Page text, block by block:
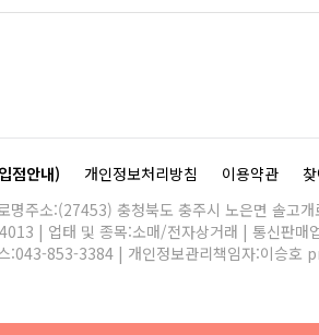
점안내) 개인정보처리방침 이용약관
명주소:(27453) 충청북도 충주시 노은면 솔고
| 업태 및 종목:소매/전자상거래 | 통신판매
:043-853-3384 | 개인정보관리책임자:이승호